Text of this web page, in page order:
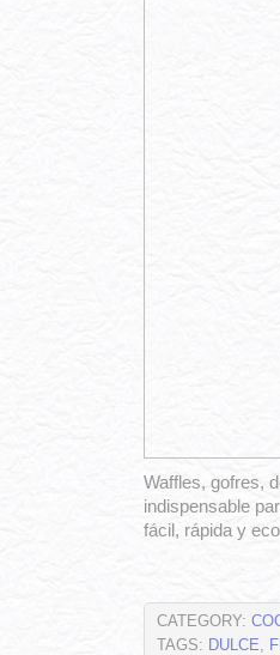
Waffles, gofres,
indispensable
fácil, rápida y
CATEGORY:
TAGS: DULCE,